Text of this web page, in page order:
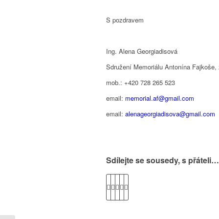
S pozdravem
Ing. Alena Georgiadisová
Sdružení Memoriálu Antonína
mob.: +420 728 265 523
email: memorial.af@gmail.com
email: alenageorgiadisova@gmail.com
Sdílejte se sousedy, s přáteli…